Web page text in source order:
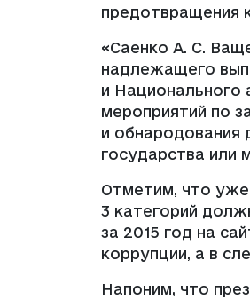
предотвращения
«Саенко А. С.
надлежащего
и Национального
мероприятий по
и обнародования
государства или
Отметим, что уже
3 категорий
за 2015 год на
коррупции, а в
Напоним, что